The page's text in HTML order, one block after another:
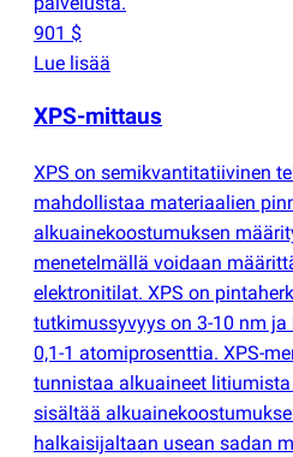
901 $
Lue lisää
XPS-mittaus
XPS on semikvantitatiivinen
mahdollistaa materiaalien
alkuainekoostumuksen
menetelmällä voidaan
elektronitilat. XPS on
tutkimussyvyys on 3-10 nm
0,1-1 atomiprosenttia. XPS-
tunnistaa alkuaineet
sisältää
halkaisijaltaan usean sadan